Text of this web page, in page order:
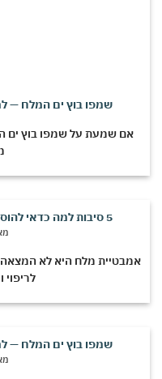
שמפו בוץ ים המלח — למי
אם שמעת על שמפו בוץ ים המלח
מלח היא לא המצאה
לריפוי
שמפו בוץ ים המלח — למי